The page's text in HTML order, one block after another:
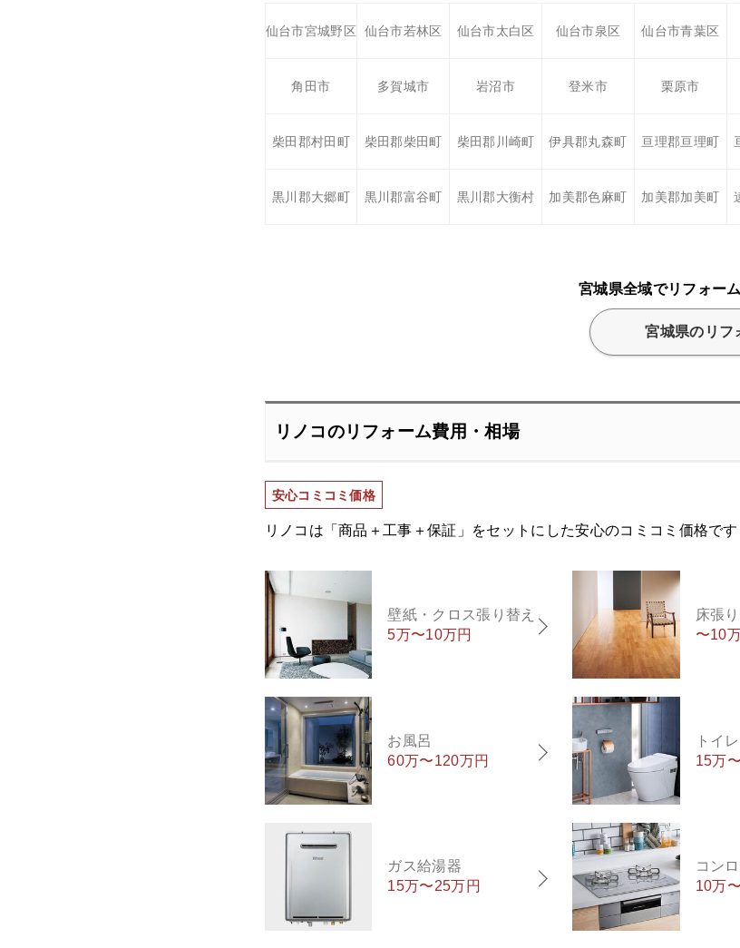
仙台市宮城野区 仙台市若林区 仙台市太白区 仙台市泉区 仙台市青葉区
角田市 多賀城市 岩沼市 登米市 栗原市
柴田郡村田町 柴田郡柴田町 柴田郡川崎町 伊具郡丸森町 亘理郡亘理町
黒川郡大郷町 黒川郡富谷町 黒川郡大衡村 加美郡色麻町 加美郡加美町
宮城県全域でリフォー
宮城県のリフ
リノコのリフォーム費用・相場
安心コミコミ価格
リノコは「商品＋工事＋保証」をセットにした安心のコミコミ価格です
壁紙・クロス張り替え
5万〜10万円
床張
〜10
お風呂
60万〜120万円
トイレ
15万
ガス給湯器
15万〜25万円
コンロ
10万